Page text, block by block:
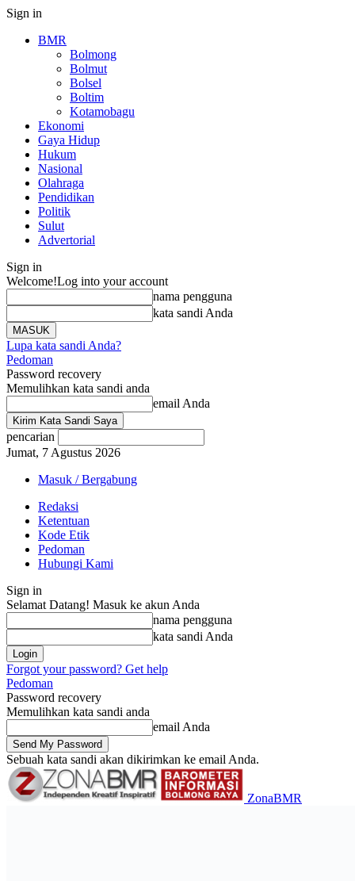
Sign in
BMR
Bolmong
Bolmut
Bolsel
Boltim
Kotamobagu
Ekonomi
Gaya Hidup
Hukum
Nasional
Olahraga
Pendidikan
Politik
Sulut
Advertorial
Sign in
Welcome!Log into your account
nama pengguna
kata sandi Anda
Lupa kata sandi Anda?
Pedoman
Password recovery
Memulihkan kata sandi anda
email Anda
pencarian
Jumat, 7 Agustus 2026
Masuk / Bergabung
Redaksi
Ketentuan
Kode Etik
Pedoman
Hubungi Kami
Sign in
Selamat Datang! Masuk ke akun Anda
nama pengguna
kata sandi Anda
Forgot your password? Get help
Pedoman
Password recovery
Memulihkan kata sandi anda
email Anda
Sebuah kata sandi akan dikirimkan ke email Anda.
ZonaBMR